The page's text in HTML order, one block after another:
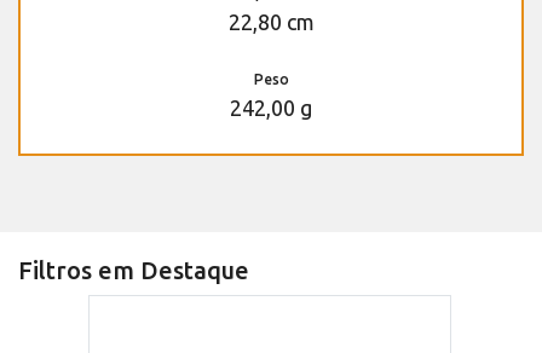
22,80 cm
Peso
242,00 g
Filtros em Destaque